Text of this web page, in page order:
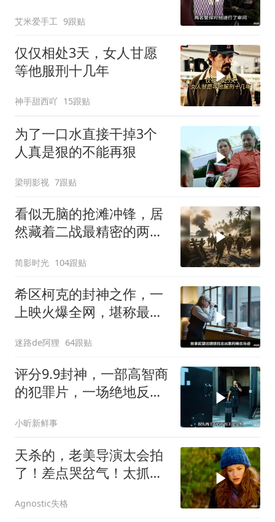
艾米爱手工 9跟贴
仅仅相处3天，女人甘愿
等他服刑十几年
神手甜西吖 15跟贴
为了一口水直接干掉3个
人真是狠的不能再狠
梁明影视 7跟贴
看似无脑的抢滩冲锋，居
然藏着二战最精密的两栖
简影时光 104跟贴
希区柯克的封神之作，一
上映火爆全网，堪称最烧
迷路de阿狸 64跟贴
评分9.9封神，一部高智商
的犯罪片，一场绝地反
小昕新鲜事
天杀的，老美导演太会拍
了！差点哭岔气！太抓心
Agnostic失格